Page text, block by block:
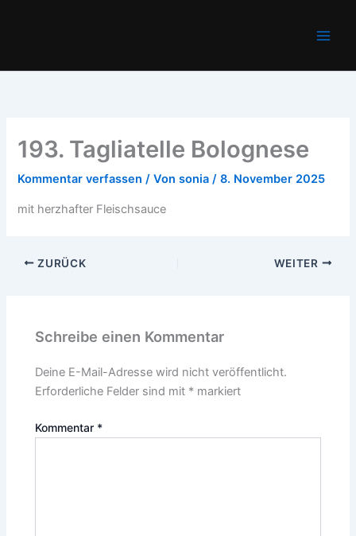
193. Tagliatelle Bolognese
Kommentar verfassen / Vonsonia/8. November 2025
mit herzhafter Fleischsauce
ZURÜCK WEITER
Schreibe einen Kommentar
Deine E-Mail-Adresse wird nicht veröffentlicht.
Erforderliche Felder sind mit * markiert
Kommentar *